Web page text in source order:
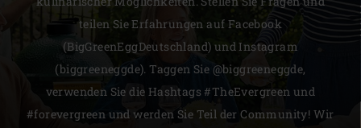
teilen Sie Erfahrungen auf Facebook
(BigGreenEggDeutschland) und Instagram
(biggreeneggde). Taggen Sie @biggreeneggde,
verwenden Sie die Hashtags #TheEvergreen und
#forevergreen und werden Sie Teil der Community! Wir